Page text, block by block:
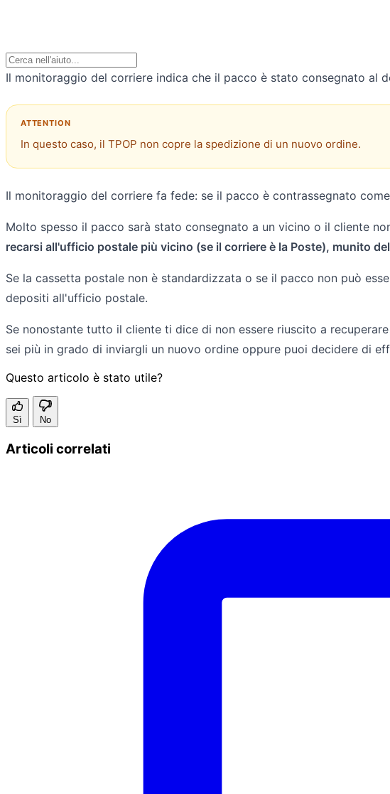
Il monitoraggio del corriere indica che il pacco è stato consegnato al
In questo caso, il TPOP non copre la spedizione di un nuovo ordine.
Il monitoraggio del corriere fa fede: se il pacco è contrassegnato
Molto spesso il pacco sarà stato consegnato a un vicino o il cliente
recarsi all'ufficio postale più vicino (se il corriere è la Poste), munito
Se la cassetta postale non è standardizzata o se il pacco non può
depositi all'ufficio postale.
Se nonostante tutto il cliente ti dice di non essere riuscito a
sei più in grado di inviargli un nuovo ordine oppure puoi decidere di
Questo articolo è stato utile?
Sì No
Articoli correlati